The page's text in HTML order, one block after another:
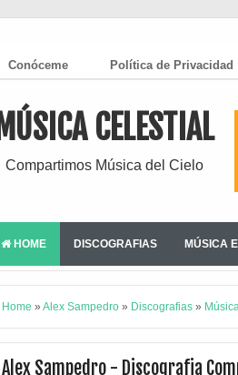
Conóceme Política de Privacidad
MÚSICA CELESTIAL
Compartimos Música del Cielo
HOME DISCOGRAFIAS MÚSICA
Home » Alex Sampedro » Discografias »
Alex Sampedro - Discografia